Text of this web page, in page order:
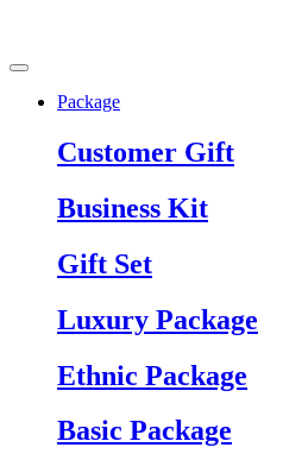
Package
Customer Gift
Business Kit
Gift Set
Luxury Package
Ethnic Package
Basic Package